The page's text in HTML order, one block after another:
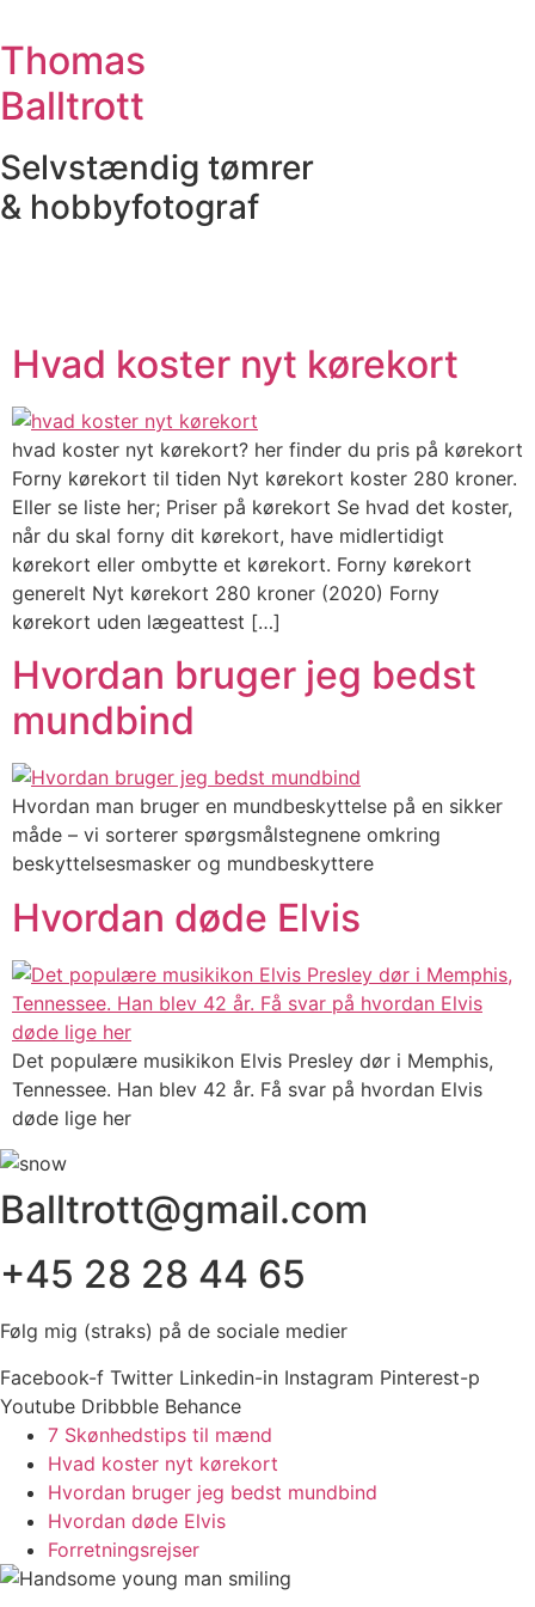
til
indhold
Thomas
Balltrott
Selvstændig tømrer
& hobbyfotograf
Hvad koster nyt kørekort
hvad koster nyt kørekort? her finder du pris på kørekort
Forny kørekort til tiden Nyt kørekort koster 280 kroner.
Eller se liste her; Priser på kørekort Se hvad det koster,
når du skal forny dit kørekort, have midlertidigt
kørekort eller ombytte et kørekort. Forny kørekort
generelt Nyt kørekort 280 kroner (2020) Forny
kørekort uden lægeattest […]
Hvordan bruger jeg bedst
mundbind
Hvordan man bruger en mundbeskyttelse på en sikker
måde – vi sorterer spørgsmålstegnene omkring
beskyttelsesmasker og mundbeskyttere
Hvordan døde Elvis
Det populære musikikon Elvis Presley dør i Memphis,
Tennessee. Han blev 42 år. Få svar på hvordan Elvis
døde lige her
Balltrott@gmail.com
+45 28 28 44 65
Følg mig (straks) på de sociale medier
Facebook-f Twitter Linkedin-in Instagram Pinterest-p
Youtube Dribbble Behance
7 Skønhedstips til mænd
Hvad koster nyt kørekort
Hvordan bruger jeg bedst mundbind
Hvordan døde Elvis
Forretningsrejser